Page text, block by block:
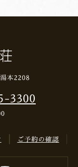
本2208
3300
ご予約の確認